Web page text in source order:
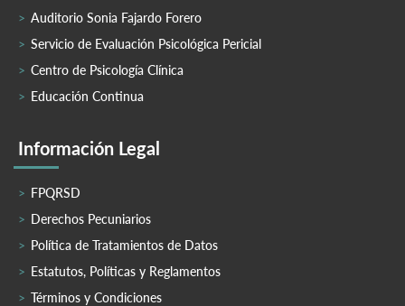
Auditorio Sonia Fajardo Forero
Servicio de Evaluación Psicológica Pericial
Centro de Psicología Clínica
Educación Continua
Información Legal
FPQRSD
Derechos Pecuniarios
Política de Tratamientos de Datos
Estatutos, Políticas y Reglamentos
Términos y Condiciones